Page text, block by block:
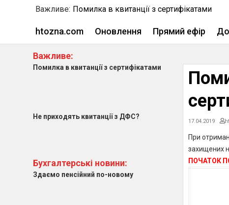
Важливе: Помилка в квитанції з сертифікатами
htozna.com Оновлення Прямий ефір
17.04.2019
При
захищених
ПОЧАТОК
Важливе:
Помилка в квитанції з сертифікатами
Не приходять квитанції з ДФС?
Бухгалтерські новини:
Здаємо пенсійний по-новому